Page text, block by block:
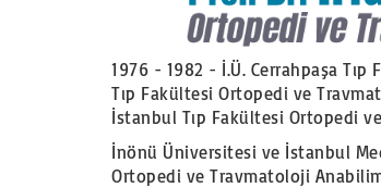
1976 - 1982 - İ.Ü. Cerrahpaşa
Tıp Fakültesi Ortopedi ve
İstanbul Tıp Fakültesi Ortopedi
İnönü Üniversitesi ve İstanbul
Ortopedi ve Travmatoloji Anabilim